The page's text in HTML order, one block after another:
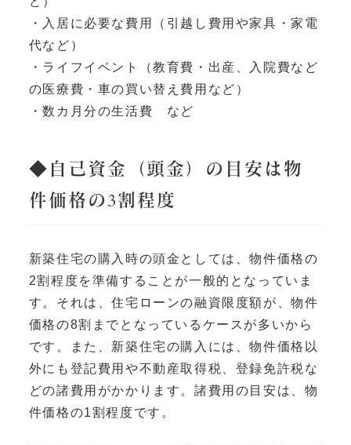
・入居に必要な費用（引越し費用や家具・家電
代など）
・ライフイベント（教育費・出産、入院費など
の医療費・車の買い替え費用など）
・数カ月分の生活費 など
◆自己資金（頭金）の目安は物
件価格の3割程度
新築住宅の購入時の頭金としては、物件価格の
2割程度を準備することが一般的となっていま
す。それは、住宅ローンの融資限度額が、物件
価格の8割までとなっているケースが多いから
です。また、新築住宅の購入には、物件価格以
外にも登記費用や不動産取得税、登録免許税な
どの諸費用がかかります。諸費用の目安は、物
件価格の1割程度です。